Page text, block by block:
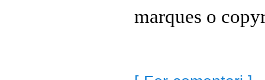
marques o